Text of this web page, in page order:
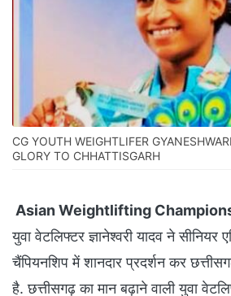
CG YOUTH WEIGHTLIFER
GLORY TO CHHATTISGARH
Asian Weightlifting
युवा वेटलिफ्टर ज्ञानेश्वरी यादव ने सीनियर
चैंपियनशिप में शानदार प्रदर्शन कर
है. छत्तीसगढ़ का मान बढ़ाने वाली युवा